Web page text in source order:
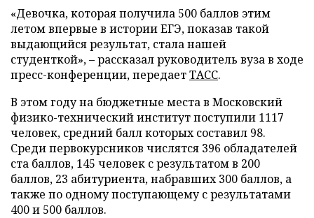
«Девочка, которая получила 500 баллов этим
летом впервые в истории ЕГЭ, показав такой
выдающийся результат, стала нашей
студенткой», – рассказал руководитель вуза в ходе
пресс-конференции, передаетТАСС.
В этом году на бюджетные места в Московский
физико-технический институт поступили 1117
человек, средний балл которых составил 98.
Среди первокурсников числятся 396 обладателей
ста баллов, 145 человек с результатом в 200
баллов, 23 абитуриента, набравших 300 баллов, а
также по одному поступающему с результатами
400 и 500 баллов.